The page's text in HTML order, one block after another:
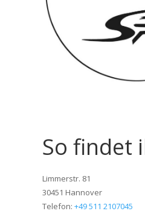
So findet
Lim­mer­str. 81
30451 Han­nover
Tele­fon: +49 511 2107045